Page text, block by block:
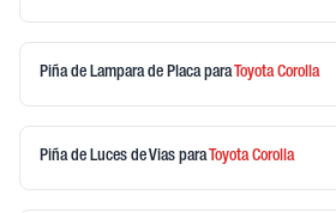
Piña de Lampara de Placa para ToyotaCorolla
Piña de Luces de Vias para ToyotaCorolla